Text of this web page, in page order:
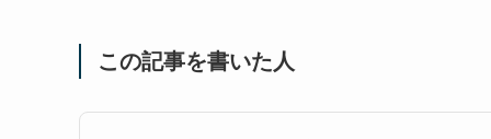
この記事を書いた人